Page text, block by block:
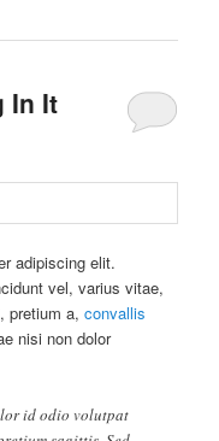
In It
adipiscing elit.
vel, varius vitae,
pretium a,convallis
nisi non dolor
id odio volutpat